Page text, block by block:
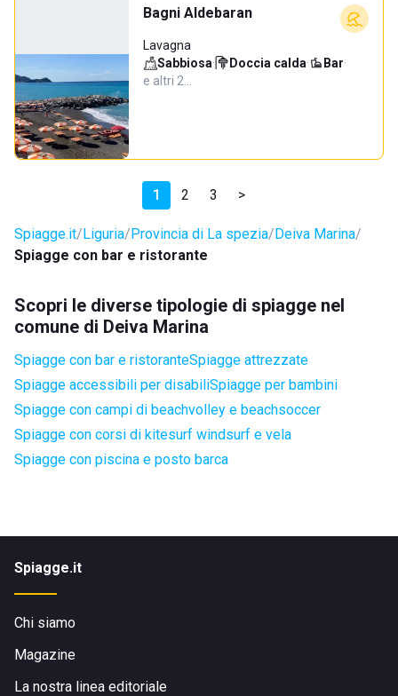
Bagni Aldebaran
Lavagna
Sabbiosa· Doccia calda· Bar·
e altri 2…
1 2 3 >
Spiagge.it Liguria Provincia di La spezia Deiva Marina
Spiagge con bar e ristorante
Scopri le diverse tipologie di spiagge nel
comune di Deiva Marina
Spiagge con bar e ristoranteSpiagge attrezzate
Spiagge accessibili per disabiliSpiagge per bambini
Spiagge con campi di beachvolley e beachsoccer
Spiagge con corsi di kitesurf windsurf e vela
Spiagge con piscina e posto barca
Spiagge.it
Chi siamo
Magazine
La nostra linea editoriale